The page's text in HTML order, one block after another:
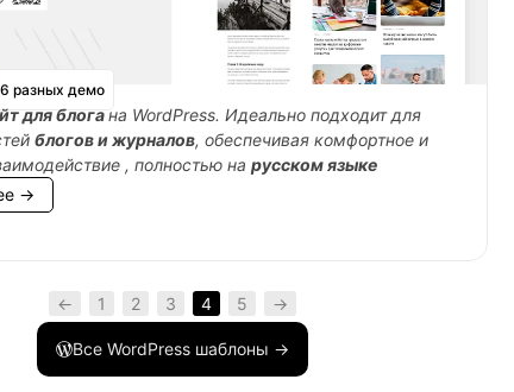
{
6 разных демо
для блогана WordPress. Идеально подходит для
блогов и журналов, обеспечивая комфортное и
, полностью нарусском языке
→
← 1 2 3 4 5 →
Все WordPress шаблоны →